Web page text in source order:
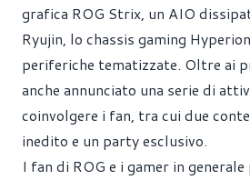
grafica ROG Strix, un AIO
Ryujin, lo chassis gaming
periferiche tematizzate. Oltre ai
anche annunciato una serie di
coinvolgere i fan, tra cui due
inedito e un party esclusivo.
I fan di ROG e i gamer in